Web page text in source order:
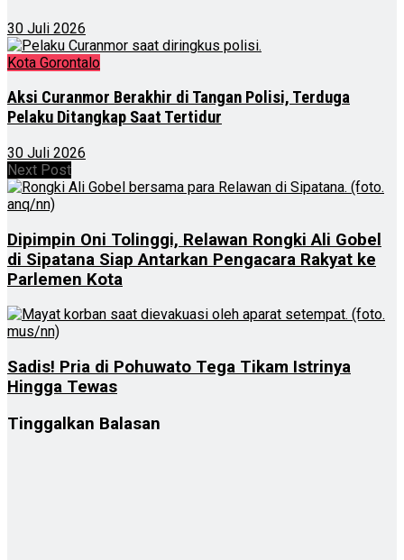
30 Juli 2026
Kota Gorontalo
Aksi Curanmor Berakhir di Tangan Polisi, Terduga
Pelaku Ditangkap Saat Tertidur
30 Juli 2026
Next Post
Dipimpin Oni Tolinggi, Relawan Rongki Ali Gobel
di Sipatana Siap Antarkan Pengacara Rakyat ke
Parlemen Kota
Sadis! Pria di Pohuwato Tega Tikam Istrinya
Hingga Tewas
Tinggalkan Balasan